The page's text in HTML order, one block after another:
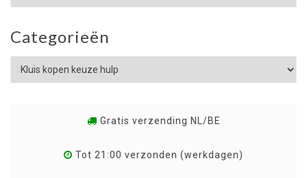
Categorieën
Gratis verzending NL/BE
Tot 21:00 verzonden (werkdagen)